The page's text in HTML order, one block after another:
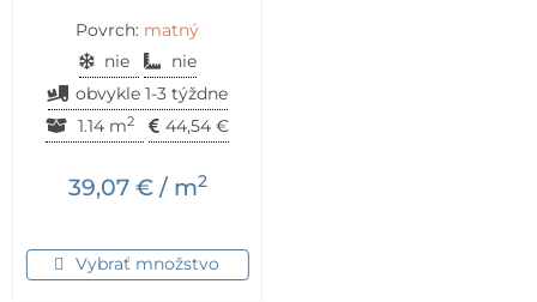
Povrch: matný
nie
nie
obvykle 1-3 týždne
1.14 m2 44,54 €
39,07 €/ m2
Vybrať množstvo